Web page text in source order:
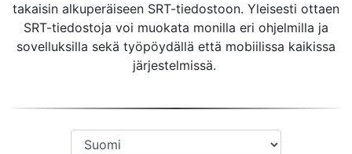
takaisin alkuperäiseen SRT-tiedostoon. Yleisesti ottaen
SRT-tiedostoja voi muokata monilla eri ohjelmilla ja
sovelluksilla sekä työpöydällä että mobiilissa kaikissa
järjestelmissä.